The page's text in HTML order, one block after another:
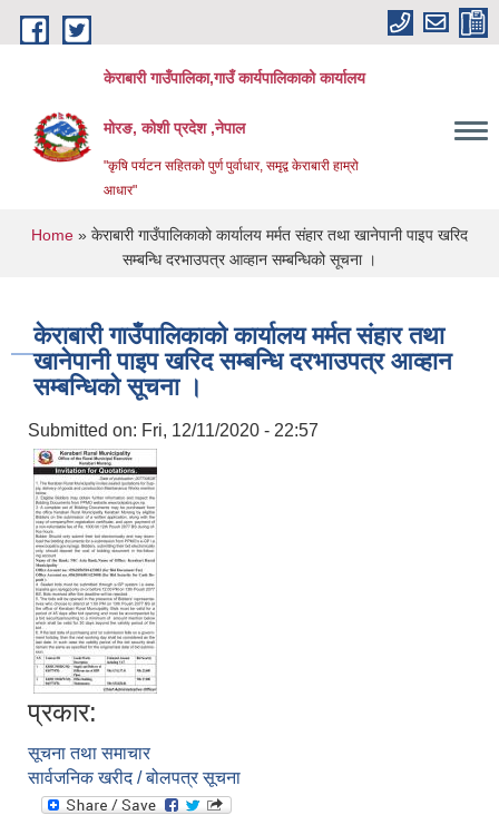
Skip to main content
केराबारी गाउँपालिका,गाउँ कार्यपालिकाको कार्यालय
मोरङ, कोशी प्रदेश ,नेपाल
"कृषि पर्यटन सहितको पुर्ण पुर्वाधार, समृद्व केराबारी हाम्रो
आधार"
You are here
Home » केराबारी गाउँपालिकाको कार्यालय मर्मत संहार तथा खानेपानी पाइप खरिद
सम्बन्धि दरभाउपत्र आव्हान सम्बन्धिको सूचना ।
केराबारी गाउँपालिकाको कार्यालय मर्मत संहार तथा
खानेपानी पाइप खरिद सम्बन्धि दरभाउपत्र आव्हान
सम्बन्धिको सूचना ।
Submitted on: Fri, 12/11/2020 - 22:57
प्रकार:
सूचना तथा समाचार
सार्वजनिक खरीद / बोलपत्र सूचना